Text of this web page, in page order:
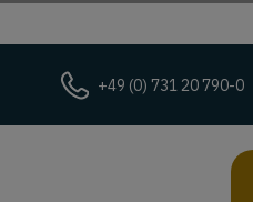
+49 (0) 731 20 790-0